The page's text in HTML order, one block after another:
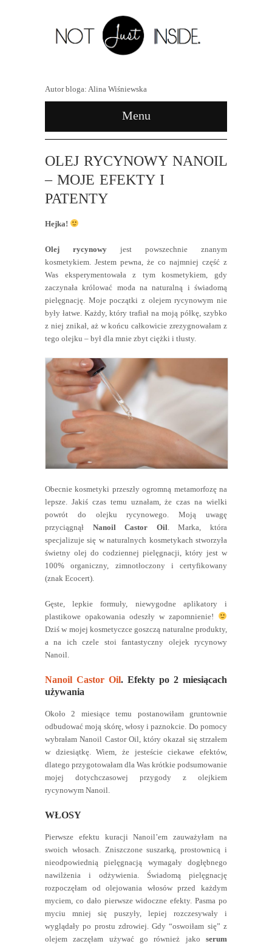
Autor bloga: Alina Wiśniewska
Menu
OLEJ RYCYNOWY NANOIL
– MOJE EFEKTY I
PATENTY
Hejka!
Olej rycynowy jest powszechnie znanym
kosmetykiem. Jestem pewna, że co najmniej część z
Was eksperymentowała z tym kosmetykiem, gdy
zaczynała królować moda na naturalną i świadomą
pielęgnację. Moje początki z olejem rycynowym nie
były łatwe. Każdy, który trafiał na moją półkę, szybko
z niej znikał, aż w końcu całkowicie zrezygnowałam z
tego olejku – był dla mnie zbyt ciężki i tłusty.
Obecnie kosmetyki przeszły ogromną metamorfozę na
lepsze. Jakiś czas temu uznałam, że czas na wielki
powrót do olejku rycynowego. Moją uwagę
przyciągnął Nanoil Castor Oil . Marka, która
specjalizuje się w naturalnych kosmetykach stworzyła
świetny olej do codziennej pielęgnacji, który jest w
100% organiczny, zimnotłoczony i certyfikowany
(znak Ecocert).
Gęste, lepkie formuły, niewygodne aplikatory i
plastikowe opakowania odeszły w zapomnienie!
Dziś w mojej kosmetyczce goszczą naturalne produkty,
a na ich czele stoi fantastyczny olejek rycynowy
Nanoil.
Nanoil Castor Oil. Efekty po 2 miesiącach
używania
Około 2 miesiące temu postanowiłam gruntownie
odbudować moją skórę, włosy i paznokcie. Do pomocy
wybrałam Nanoil Castor Oil, który okazał się strzałem
w dziesiątkę. Wiem, że jesteście ciekawe efektów,
dlatego przygotowałam dla Was krótkie podsumowanie
mojej dotychczasowej przygody z olejkiem
rycynowym Nanoil.
WŁOSY
Pierwsze efektu kuracji Nanoil’em zauważyłam na
swoich włosach. Zniszczone suszarką, prostownicą i
nieodpowiednią pielęgnacją wymagały dogłębnego
nawilżenia i odżywienia. Świadomą pielęgnację
rozpoczęłam od olejowania włosów przed każdym
myciem, co dało pierwsze widoczne efekty. Pasma po
myciu mniej się puszyły, lepiej rozczesywały i
wyglądały po prostu zdrowiej. Gdy “oswoiłam się” z
olejem zaczęłam używać go również jako serum